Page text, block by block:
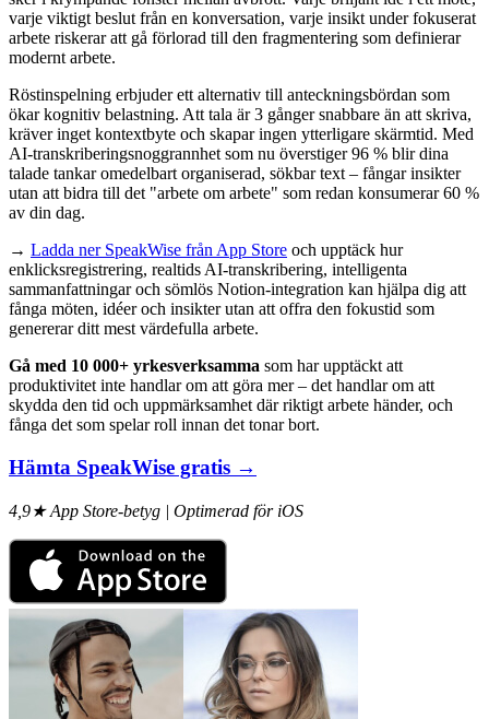
varje viktigt beslut från en konversation, varje insikt under fokuserat
arbete riskerar att gå förlorad till den fragmentering som definierar
modernt arbete.
Röstinspelning erbjuder ett alternativ till anteckningsbördan som
ökar kognitiv belastning. Att tala är 3 gånger snabbare än att skriva,
kräver inget kontextbyte och skapar ingen ytterligare skärmtid. Med
AI-transkriberingsnoggrannhet som nu överstiger 96 % blir dina
talade tankar omedelbart organiserad, sökbar text – fångar insikter
utan att bidra till det "arbete om arbete" som redan konsumerar 60 %
av din dag.
→ Ladda ner SpeakWise från App Store och upptäck hur
enklicksregistrering, realtids AI-transkribering, intelligenta
sammanfattningar och sömlös Notion-integration kan hjälpa dig att
fånga möten, idéer och insikter utan att offra den fokustid som
genererar ditt mest värdefulla arbete.
Gå med 10 000+ yrkesverksamma som har upptäckt att
produktivitet inte handlar om att göra mer – det handlar om att
skydda den tid och uppmärksamhet där riktigt arbete händer, och
fånga det som spelar roll innan det tonar bort.
Hämta SpeakWise gratis →
4,9★ App Store-betyg | Optimerad för iOS